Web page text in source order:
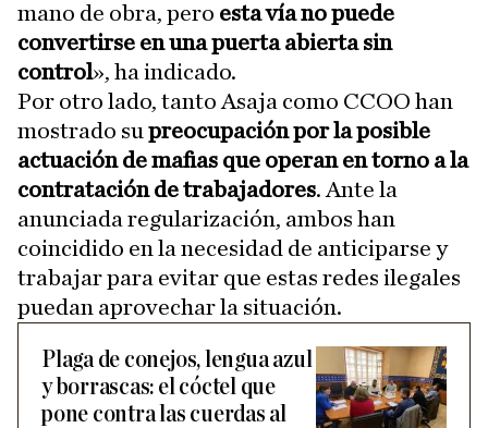
mano de obra, pero esta vía no puede
convertirse en una puerta abierta sin
control», ha indicado.
Por otro lado, tanto Asaja como CCOO han
mostrado su preocupación por la posible
actuación de mafias que operan en torno a la
contratación de trabajadores. Ante la
anunciada regularización, ambos han
coincidido en la necesidad de anticiparse y
trabajar para evitar que estas redes ilegales
puedan aprovechar la situación.
Plaga de conejos, lengua azul
y borrascas: el cóctel que
pone contra las cuerdas al